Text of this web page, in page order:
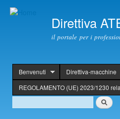
Direttiva
il portale per i
header
Benvenuti Direttiva-macchine
REGOLAMENTO (UE) 2023/1230
Search
Search